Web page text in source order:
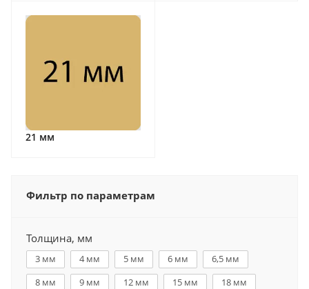
21 мм
Фильтр по параметрам
Толщина, мм
3 мм 4 мм 5 мм 6 мм
6,5 мм
8 мм
9 мм 12 мм 15 мм
18 мм